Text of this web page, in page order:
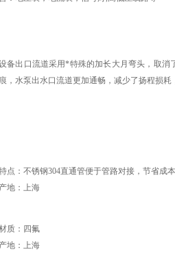
备出口流道采用*特殊的加长大月弯头，取消
，水泵出水口流道更加通畅，减少了扬程损耗
点：不锈钢304直通管便于管路对接，节省成
产地： 上海
质：四氟
产地： 上海